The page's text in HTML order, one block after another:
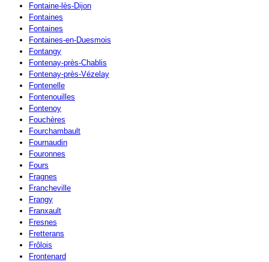
Fontaine-lès-Dijon
Fontaines
Fontaines
Fontaines-en-Duesmois
Fontangy
Fontenay-près-Chablis
Fontenay-près-Vézelay
Fontenelle
Fontenouilles
Fontenoy
Fouchères
Fourchambault
Fournaudin
Fouronnes
Fours
Fragnes
Francheville
Frangy
Franxault
Fresnes
Fretterans
Frôlois
Frontenard